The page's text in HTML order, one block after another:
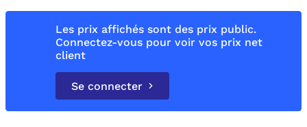
Les prix affichés sont des prix public.
Connectez-vous pour voir vos prix net
client
Se connecter